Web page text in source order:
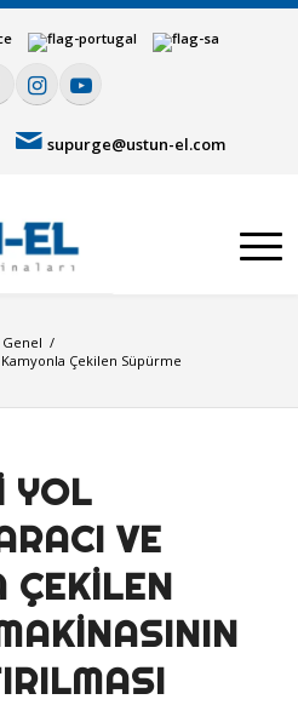
supurge@ustun-el.com
Genel /
Çekilen Süpürme
YOL
VE
ÇEKILEN